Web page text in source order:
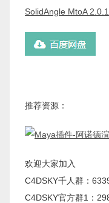
SolidAngle MtoA
推荐资源：
欢迎大家加入
C4DSKY千人群：
C4DSKY官方群1：